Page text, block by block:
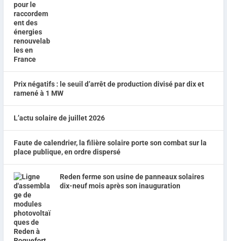
Prix négatifs : le seuil d’arrêt de production divisé par dix et
ramené à 1 MW
L’actu solaire de juillet 2026
Faute de calendrier, la filière solaire porte son combat sur la
place publique, en ordre dispersé
Reden ferme son usine de panneaux solaires
dix-neuf mois après son inauguration